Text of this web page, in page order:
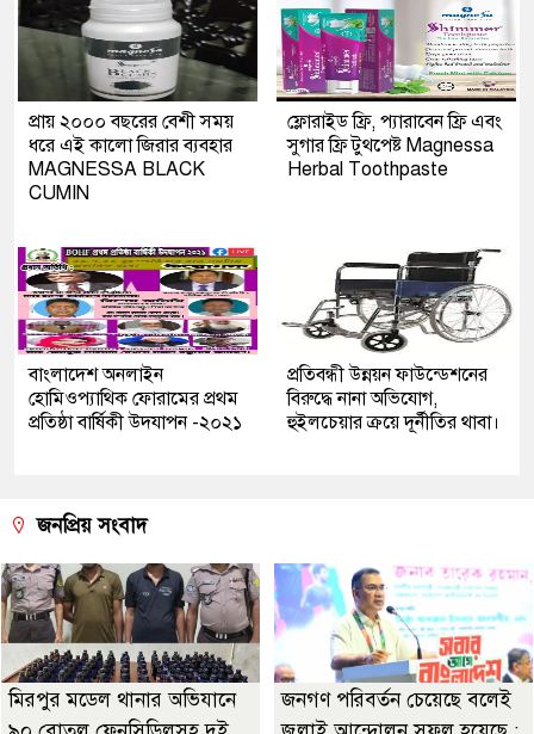
প্রায় ২০০০ বছরের বেশী সময়
ধরে এই কালো জিরার ব্যবহার
MAGNESSA BLACK
CUMIN
ফ্লোরাইড ফ্রি, প্যারাবেন ফ্রি এবং
সুগার ফ্রি টুথপেষ্ট Magnessa
Herbal Toothpaste
বাংলাদেশ অনলাইন
হোমিওপ্যাথিক ফোরামের প্রথম
প্রতিষ্ঠা বার্ষিকী উদযাপন -২০২১
প্রতিবন্ধী উন্নয়ন ফাউন্ডেশনের
বিরুদ্ধে নানা অভিযোগ,
হুইলচেয়ার ক্রয়ে দূর্নীতির থাবা।
জনপ্রিয় সংবাদ
মিরপুর মডেল থানার অভিযানে
জনগণ পরিবর্তন চেয়েছে বলেই